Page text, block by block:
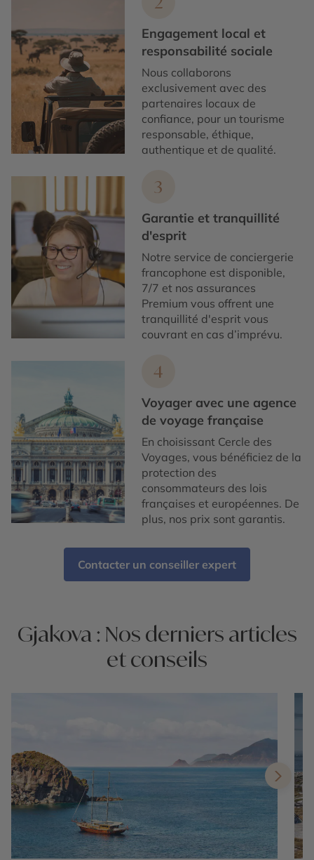
Engagement local et
responsabilité sociale
Nous collaborons
exclusivement avec des
partenaires locaux de
confiance, pour un tourisme
responsable, éthique,
authentique et de qualité.
3
Garantie et tranquillité
d'esprit
Notre service de conciergerie
francophone est disponible,
7/7 et nos assurances
Premium vous offrent une
tranquillité d'esprit vous
couvrant en cas d’imprévu.
4
Voyager avec une agence
de voyage française
En choisissant Cercle des
Voyages, vous bénéficiez de la
protection des
consommateurs des lois
françaises et européennes. De
plus, nos prix sont garantis.
Contacter un conseiller expert
Gjakova : Nos derniers articles
et conseils